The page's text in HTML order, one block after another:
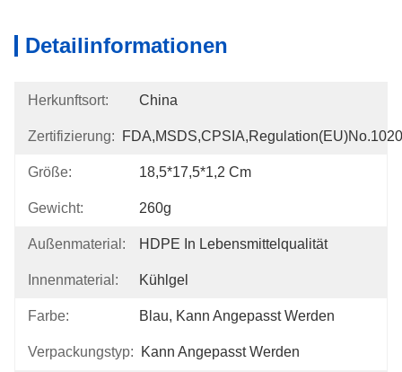
Detailinformationen
Herkunftsort: China
Zertifizierung:
Größe: 18,5*17,5*1,2 Cm
Gewicht: 260g
Außenmaterial: HDPE In Lebensmittelqualität
Innenmaterial: Kühlgel
Farbe: Blau, Kann Angepasst Werden
Verpackungstyp: Kann Angepasst Werden